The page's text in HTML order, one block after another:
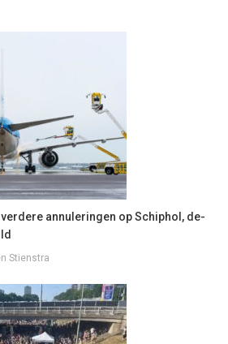
annuleringen op Schiphol, de-
Stienstra